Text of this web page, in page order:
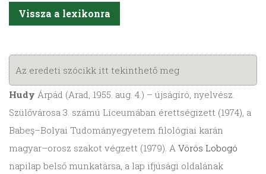
Vissza a lexikonra
Az eredeti szócikk itt tekinthető meg
Hudy Árpád (Arad, 1955. aug. 4.) – újságíró, nyelvész.
Szülővárosa 3. számú Líceumában érettségizett (1974), a
Babeş–Bolyai Tudományegyetem filológiai karán
magyar–orosz szakot végzett (1979). A Vörös Lobogó
napilap belső munkatársa, a lap ifjúsági oldalának